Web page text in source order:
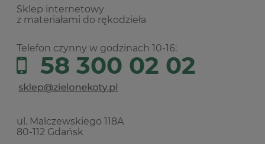
Sklep internetowy
z materiałami do rękodzieła
Telefon czynny w godzinach 10-16:
58 300 02 02
ul. Malczewskiego 118A
80-112 Gdańsk